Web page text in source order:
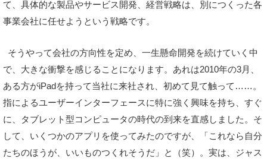
て、具体的な製品やサービス開発、経営戦略は、別につくった各
事業会社に任せようという戦略です。
そうやって会社の方向性を定め、一生懸命開発を続けていく中
で、大きな衝撃を感じることになります。あれは2010年の3月、
ある方がiPadを持って当社に来社され、初めて見て触って……。
指によるユーザーインターフェースに特に強く興味を持ち、すぐ
に、タブレット型コンピュータの時代の到来を直感しました。そ
して、いくつかのアプリを使ってみたのですが、「これなら自分
たちのほうが、いいものつくれそうだ」と（笑）。実は、ジャス